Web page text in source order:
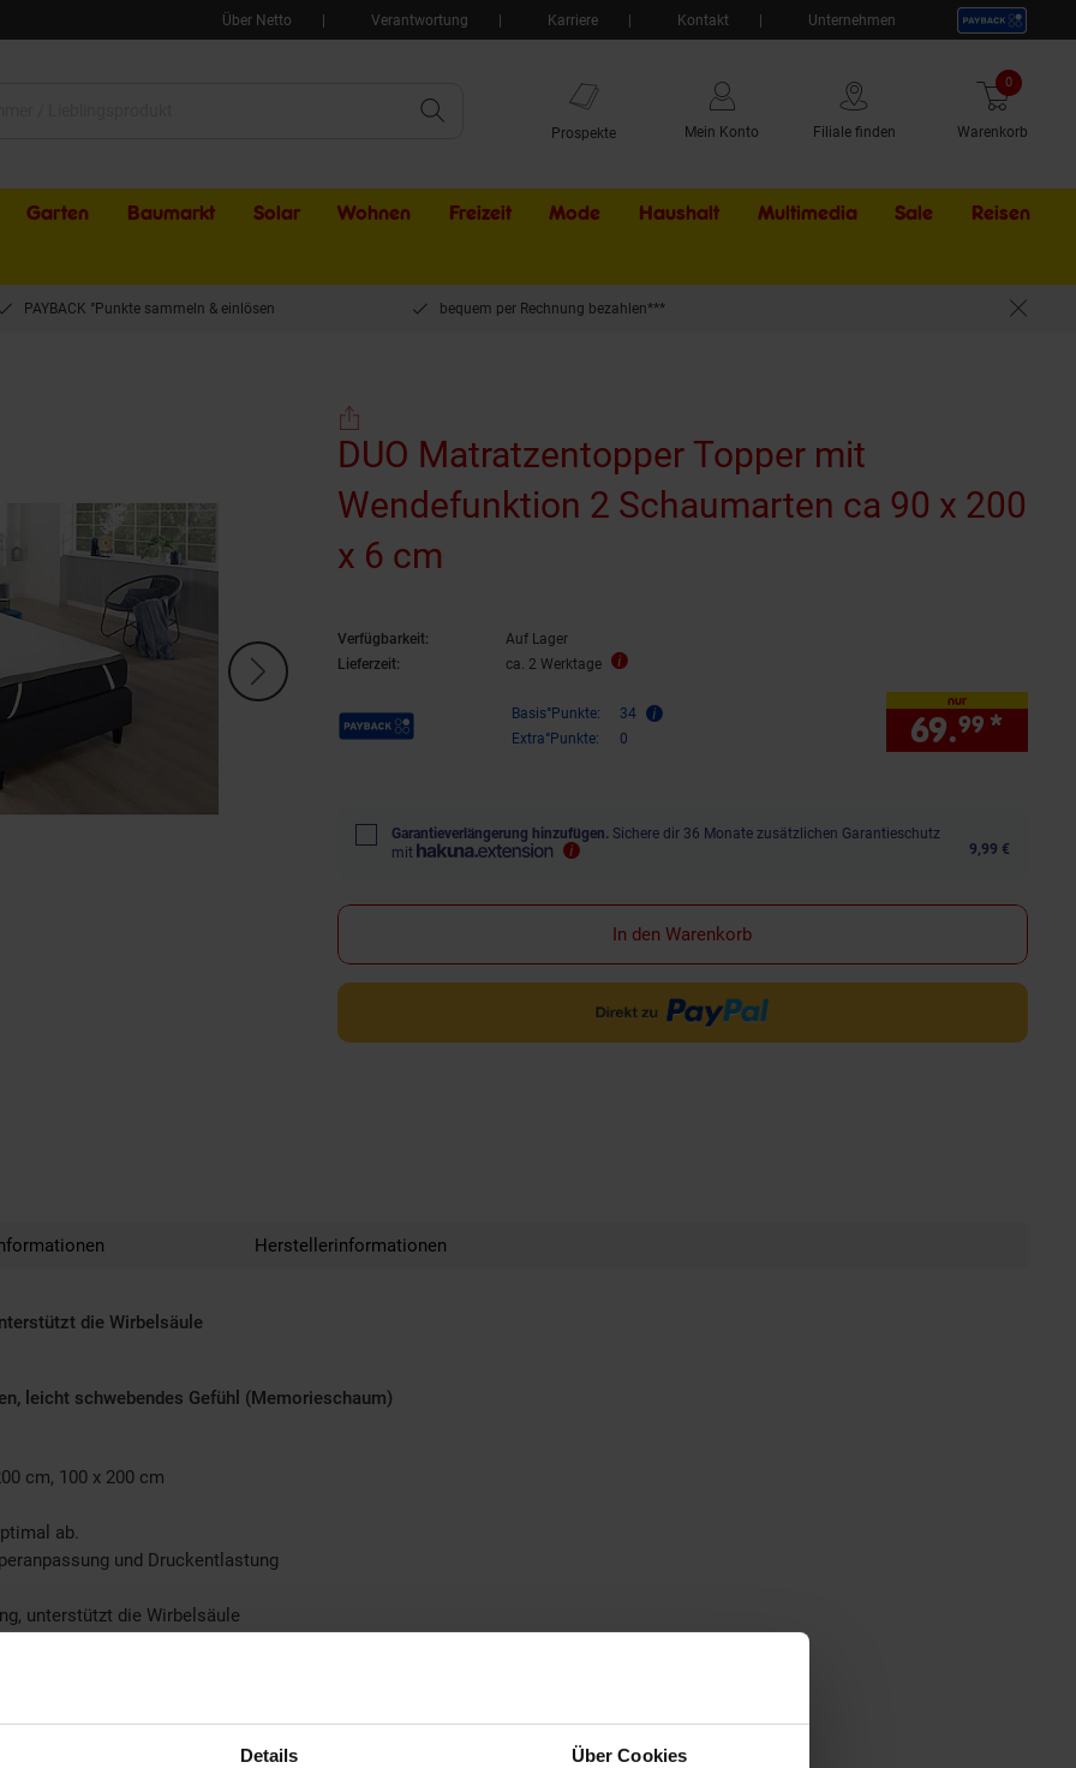
Details Über Cookies
Über Netto Verantwortung Karriere Kontakt Unternehmen
Prospekte Mein Konto Filiale finden Warenkorb
0 Artikel
Garten Baumarkt Solar Wohnen Freizeit Mode Haushalt Multimedia Sale Externer
Reisen
PAYBACK °Punkte sammeln & einlösen bequem per Rechnung bezahlen***
DUO Matratzentopper Topper mit
Wendefunktion 2 Schaumarten ca 90 x 200
x 6 cm
Verfügbarkeit:
Auf Lager
Lieferzeit:
ca. 2 Werktage
Payback Punkte Basis°Punkte:
34
Extra°Punkte:
0
nur
69.99 *
Garantieverlängerung hinzufügen. Sichere dir 36 Monate zusätzlichen Garantieschutz
mit
9,99 €
In den Warenkorb
Herstellerinformationen
die Wirbelsäule
leicht schwebendes Gefühl (Memorieschaum)
cm, 100 x 200 cm
ab.
und Druckentlastung
unterstützt die Wirbelsäule